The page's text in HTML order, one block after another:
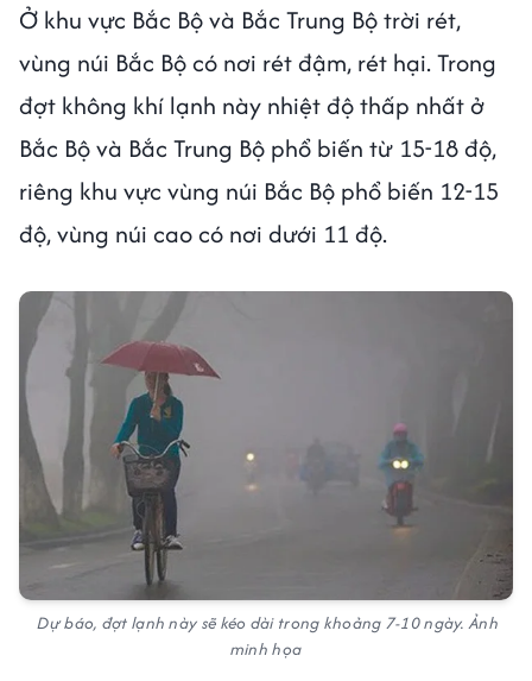
Ở khu vực Bắc Bộ và Bắc Trung Bộ trời rét,
vùng núi Bắc Bộ có nơi rét đậm, rét hại. Trong
đợt không khí lạnh này nhiệt độ thấp nhất ở
Bắc Bộ và Bắc Trung Bộ phổ biến từ 15-18 độ,
riêng khu vực vùng núi Bắc Bộ phổ biến 12-15
độ, vùng núi cao có nơi dưới 11 độ.
Dự báo, đợt lạnh này sẽ kéo dài trong khoảng 7-10 ngày. Ảnh
minh họa